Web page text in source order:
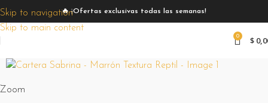
Skip to navigation
Skip to main content
🔥 ¡Ofertas exclusivas todas las semanas!
0 $
Zoom